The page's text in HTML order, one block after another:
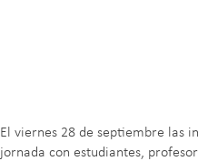
El viernes 28 de septiembre las
jornada con estudiantes,